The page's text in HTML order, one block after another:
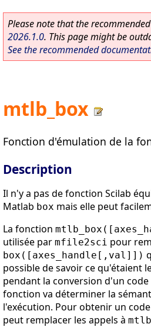
Please note that the
2026.1.0. This page might be
See the recommended
mtlb_box
Fonction d'émulation de la
Description
Il n'y a pas de fonction Scilab
Matlab box mais elle peut
La fonction
utilisée par mfile2sci pour
box([axes_handle[,val]])
possible de savoir ce qu'étaient
pendant la conversion d'un
fonction va déterminer la
l'exécution. Pour obtenir un
peut remplacer les appels à